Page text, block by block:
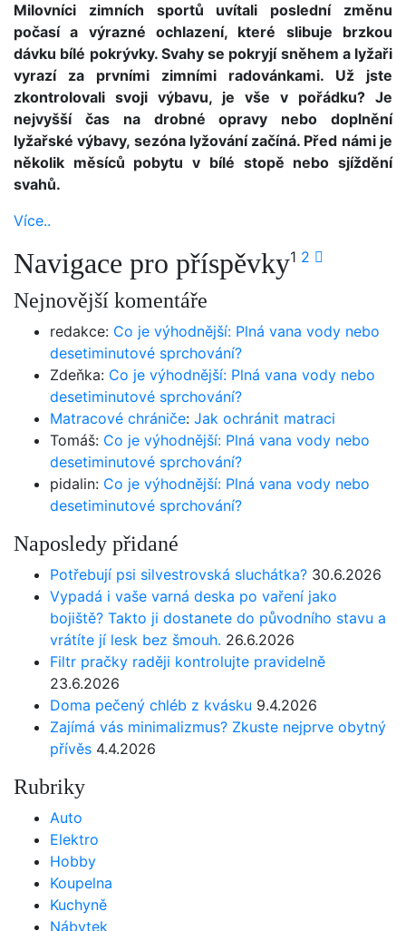
Milovníci zimních sportů uvítali poslední změnu
počasí a výrazné ochlazení, které slibuje brzkou
dávku bílé pokrývky. Svahy se pokryjí sněhem a lyžaři
vyrazí za prvními zimními radovánkami. Už jste
zkontrolovali svoji výbavu, je vše v pořádku? Je
nejvyšší čas na drobné opravy nebo doplnění
lyžařské výbavy, sezóna lyžování začíná. Před námi je
několik měsíců pobytu v bílé stopě nebo sjíždění
svahů.
Více..
Navigace pro příspěvky1 2
Nejnovější komentáře
redakce: Co je výhodnější: Plná vana vody nebo
desetiminutové sprchování?
Zdeňka: Co je výhodnější: Plná vana vody nebo
desetiminutové sprchování?
Matracové chrániče: Jak ochránit matraci
Tomáš: Co je výhodnější: Plná vana vody nebo
desetiminutové sprchování?
pidalin: Co je výhodnější: Plná vana vody nebo
desetiminutové sprchování?
Naposledy přidané
Potřebují psi silvestrovská sluchátka? 30.6.2026
Vypadá i vaše varná deska po vaření jako
bojiště? Takto ji dostanete do původního stavu a
vrátíte jí lesk bez šmouh. 26.6.2026
Filtr pračky raději kontrolujte pravidelně
23.6.2026
Doma pečený chléb z kvásku 9.4.2026
Zajímá vás minimalizmus? Zkuste nejprve obytný
přívěs 4.4.2026
Rubriky
Auto
Elektro
Hobby
Koupelna
Kuchyně
Nábytek